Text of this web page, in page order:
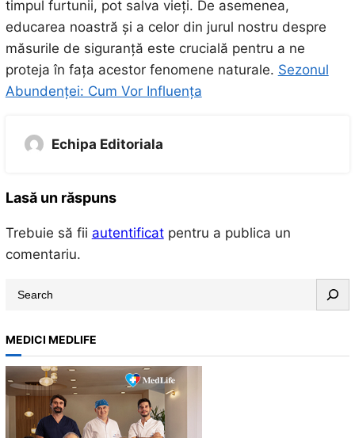
timpul furtunii, pot salva vieți. De asemenea,
educarea noastră și a celor din jurul nostru despre
măsurile de siguranță este crucială pentru a ne
proteja în fața acestor fenomene naturale. Sezonul
Abundenței: Cum Vor Influența
Echipa Editoriala
Lasă un răspuns
Trebuie să fii autentificatpentru a publica un
comentariu.
r
c
h
MEDICI MEDLIFE